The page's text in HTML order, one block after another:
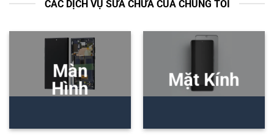
CÁC DỊCH VỤ SỬA CHỮA CỦA CHÚNG TÔI
Màn
Hình
Mặt Kính